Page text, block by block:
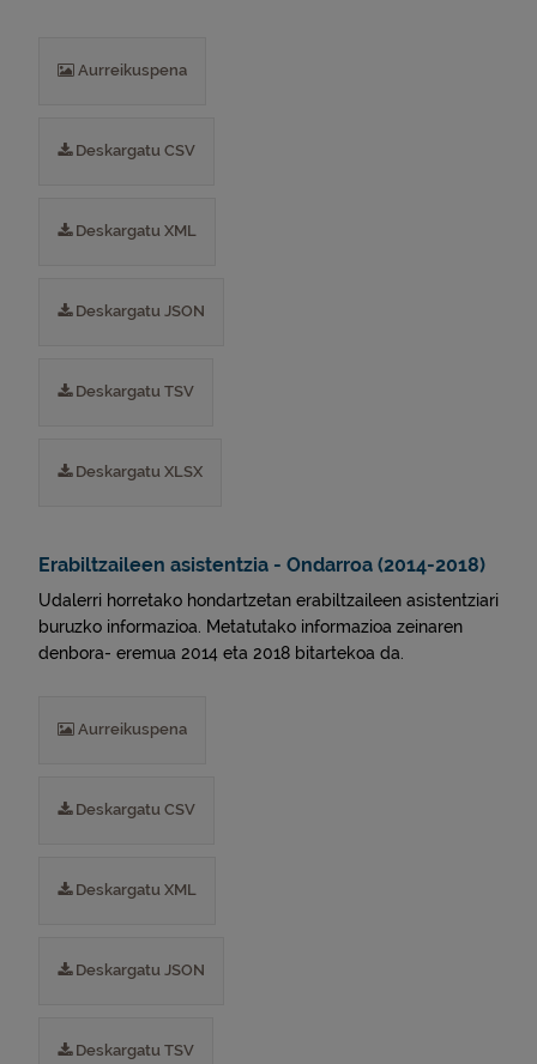
Aurreikuspena
Deskargatu CSV
Deskargatu XML
Deskargatu JSON
Deskargatu TSV
Deskargatu XLSX
Erabiltzaileen asistentzia - Ondarroa (2014-2018)
Udalerri horretako hondartzetan erabiltzaileen asistentziari
buruzko informazioa. Metatutako informazioa zeinaren
denbora- eremua 2014 eta 2018 bitartekoa da.
Aurreikuspena
Deskargatu CSV
Deskargatu XML
Deskargatu JSON
Deskargatu TSV